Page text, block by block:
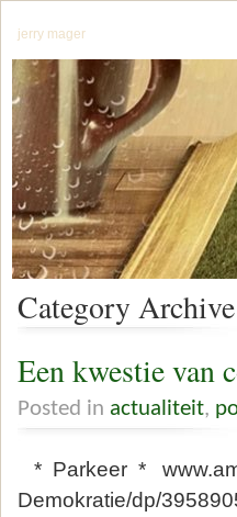
jerry mager
Category
Een kwestie van
Posted in actualiteit,
* Parkeer *
Demokratie/dp/